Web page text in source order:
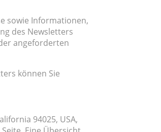
sowie Informationen,
des Newsletters
angeforderten
können Sie
94025, USA,